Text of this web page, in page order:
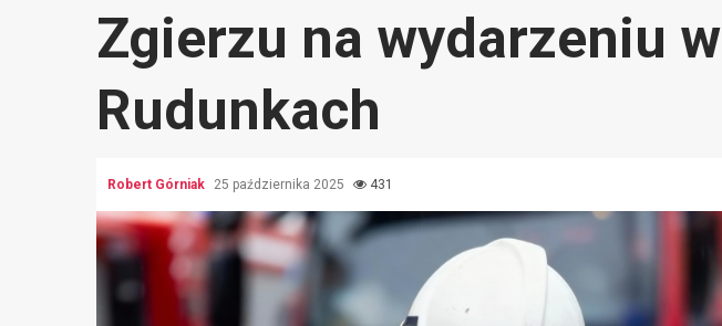
Zgierzu na wydarzeniu w
Rudunkach
Robert Górniak 25 października 2025 431